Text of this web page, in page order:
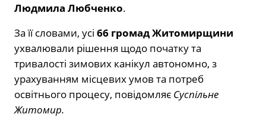
Людмила Любченко.
За її словами, усі 66 громад Житомирщини
ухвалювали рішення щодо початку та
тривалості зимових канікул автономно, з
урахуванням місцевих умов та потреб
освітнього процесу, повідомляє Суспільне
Житомир.